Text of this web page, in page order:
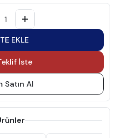
EKLE
İste
Satın Al